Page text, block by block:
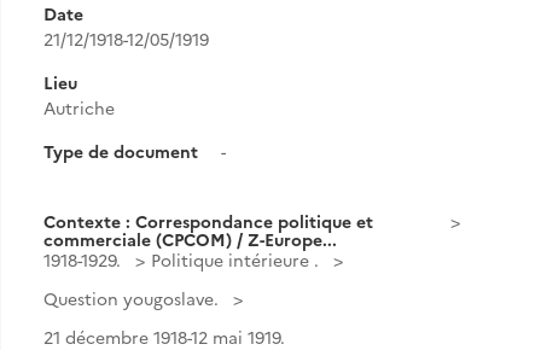
Date
21/12/1918-12/05/1919
Lieu
Autriche
Type de document
-
Contexte : Correspondance politique et
commerciale (CPCOM) / Z-Europe...
1918-1929.
Politique intérieure .
Question yougoslave.
21 décembre 1918-12 mai 1919.